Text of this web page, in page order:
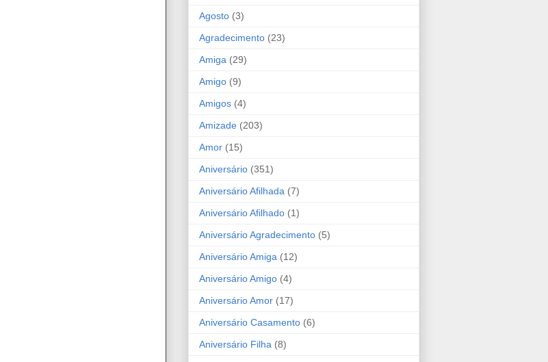
Agosto (3)
Agradecimento (23)
Amiga (29)
Amigo (9)
Amigos (4)
Amizade (203)
Amor (15)
Aniversário (351)
Aniversário Afilhada (7)
Aniversário Afilhado (1)
Aniversário Agradecimento (5)
Aniversário Amiga (12)
Aniversário Amigo (4)
Aniversário Amor (17)
Aniversário Casamento (6)
Aniversário Filha (8)